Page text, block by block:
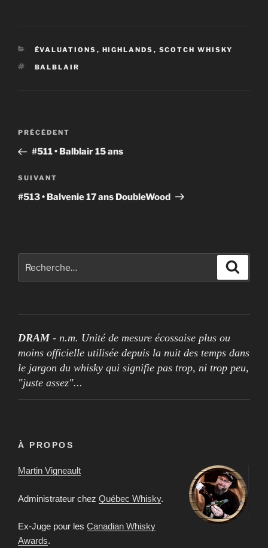
CATÉGORIES
ÉVALUATIONS , HIGHLANDS , SCOTCH WHISKY
ÉTIQUETTES
BALBLAIR
Navigation
l'article
Article
précédent
PRÉCÉDENT
#511 • Balblair 15 ans
Article
suivant
SUIVANT
#513 • Balvenie 17 ans DoubleWood
DRAM- n.m. Unité de mesure écossaise plus ou
moins officielle utilisée depuis la nuit des temps dans
le jargon du whisky qui signifie pas trop, ni trop peu,
"juste assez"...
À PROPOS
Martin Vigneault
Administrateur chez Québec Whisky.
Ex-Juge pour les Canadian Whisky
Awards.